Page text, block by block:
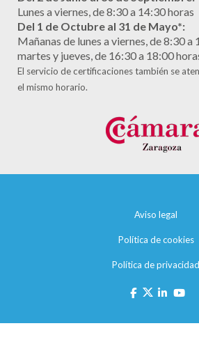
Lunes a viernes, de 8:30 a 14:30 horas
Del 1 de Octubre al 31 de Mayo*:
Mañanas de lunes a viernes, de 8:30 a
martes y jueves, de 16:30 a 18:00
El servicio de certificaciones también se
el mismo horario.
Aviso legal
Política de cookies
Política de privacidad